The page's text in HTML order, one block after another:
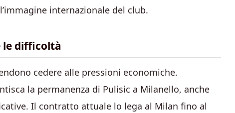
internazionale del club.
le difficoltà
cedere alle pressioni economiche.
la permanenza di Pulisic a Milanello, anche
Il contratto attuale lo lega al Milan fino al